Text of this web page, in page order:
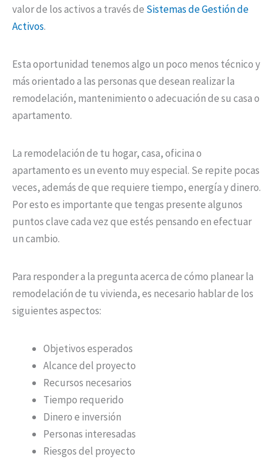
valor de los activos a través de Sistemas de Gestión de
Activos.
Esta oportunidad tenemos algo un poco menos técnico y
más orientado a las personas que desean realizar la
remodelación, mantenimiento o adecuación de su casa o
apartamento.
La remodelación de tu hogar, casa, oficina o
apartamento es un evento muy especial. Se repite pocas
veces, además de que requiere tiempo, energía y dinero.
Por esto es importante que tengas presente algunos
puntos clave cada vez que estés pensando en efectuar
un cambio.
Para responder a la pregunta acerca de cómo planear la
remodelación de tu vivienda, es necesario hablar de los
siguientes aspectos:
Objetivos esperados
Alcance del proyecto
Recursos necesarios
Tiempo requerido
Dinero e inversión
Personas interesadas
Riesgos del proyecto